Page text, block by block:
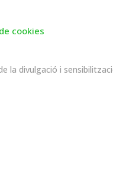
cookies
la divulgació i